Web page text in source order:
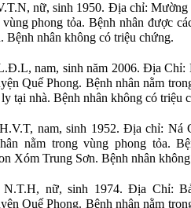
nữ, sinh 1950. Địa chỉ:
vùng phong tỏa. Bệnh nhân được
Bệnh nhân không có triệu chứng.
nam, sinh năm 2006. Địa Chỉ:
Quế Phong. Bệnh nhân nằm
tại nhà. Bệnh nhân không có triệu
nam, sinh 1952. Địa chỉ: Ná
nằm trong vùng phong tỏa.
Xóm Trung Sơn. Bệnh nhân
N.T.H, nữ, sinh 1974. Địa Chỉ:
Quế Phong. Bệnh nhân nằm